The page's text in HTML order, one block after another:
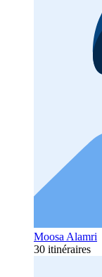
Moosa Alamri
30 itinéraires